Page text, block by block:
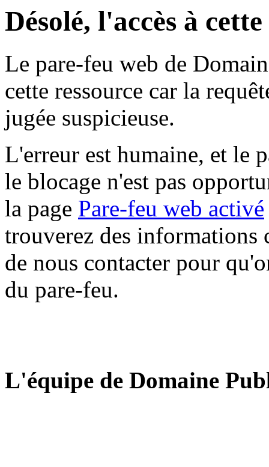
Désolé, l'accès à
Le pare-feu web de
cette ressource car la
jugée suspicieuse.
L'erreur est humaine, et le
le blocage n'est pas
la page Pare-feu web activé
trouverez des informations
de nous contacter pour
du pare-feu.
L'équipe de Domaine